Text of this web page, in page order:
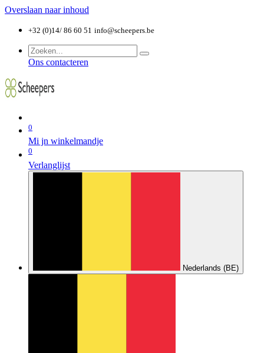
Overslaan naar inhoud
+32 (0)14/ 86 60 51 info@scheepers.be
Ons contacteren
0
Mi jn winkelmandje
0
Verlanglijst
Nederlands (BE)